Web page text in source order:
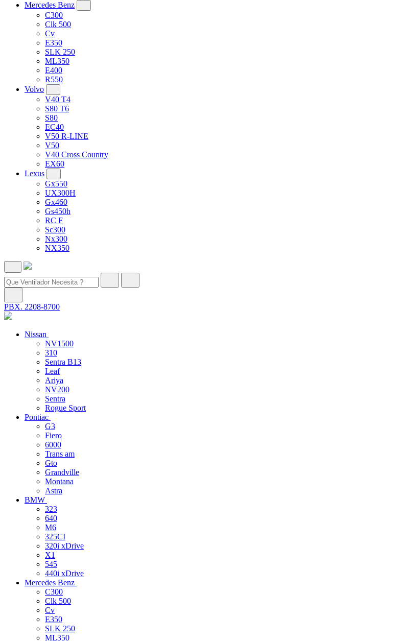
Mercedes Benz
C300
Clk 500
Cv
E350
SLK 250
ML350
E400
R550
Volvo
V40 T4
S80 T6
S80
EC40
V50 R-LINE
V50
V40 Cross Country
EX60
Lexus
Gx550
UX300H
Gx460
Gs450h
RC F
Sc300
Nx300
NX350
PBX. 2208-8700
Nissan
NV1500
310
Sentra B13
Leaf
Ariya
NV200
Sentra
Rogue Sport
Pontiac
G3
Fiero
6000
Trans am
Gto
Grandville
Montana
Astra
BMW
323
640
M6
325CI
320i xDrive
X1
545
440i xDrive
Mercedes Benz
C300
Clk 500
Cv
E350
SLK 250
ML350